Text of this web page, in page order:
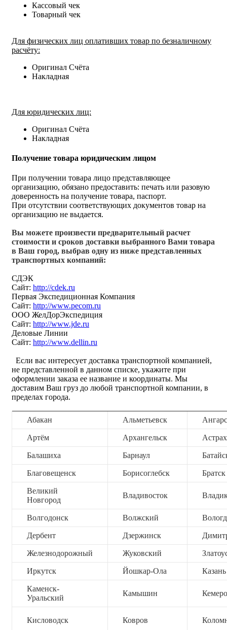
Кассовый чек
Товарный чек
Для физических лиц оплативших товар по безналичному
расчёту:
Оригинал Счёта
Накладная
Для юридических лиц:
Оригинал Счёта
Накладная
Получение товара юридическим лицом
При получении товара лицо представляющее
организацию, обязано предоставить: печать или разовую
доверенность на получение товара, паспорт.
При отсутствии соответствующих документов товар на
организацию не выдается.
Вы можете произвести предварительный расчет
стоимости и сроков доставки выбранного Вами товара
в Ваш город, выбрав одну из ниже представленных
транспортных компаний:
СДЭК
Сайт: http://cdek.ru
Первая Экспедиционная Компания
Сайт: http://www.pecom.ru
ООО ЖелДорЭкспедиция
Сайт: http://www.jde.ru
Деловые Линии
Сайт: http://www.dellin.ru
Если вас интересует доставка транспортной компанией,
не представленной в данном списке, укажите при
оформлении заказа ее название и координаты. Мы
доставим Ваш груз до любой транспортной компании, в
пределах города.
Абакан Альметьевск
Артём Архангельск
Балашиха Барнаул
Благовещенск Борисоглебск Братск
Великий
Новгород
Владивосток
Волгодонск Волжский
Дербент Дзержинск
Железнодорожный Жуковский
Иркутск Йошкар-Ола Казань
Каменск-
Уральский
Камышин
Кисловодск Ковров